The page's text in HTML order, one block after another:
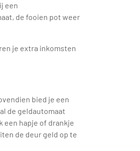
een
de fooien pot weer
je extra inkomsten
bied je een
de geldautomaat
een hapje of drankje
de deur geld op te